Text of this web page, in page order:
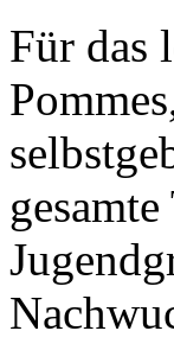
Für das